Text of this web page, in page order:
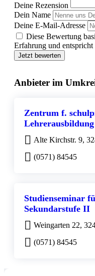
Deine Rezension
Dein Name
Deine E-Mail-Adresse
Diese Bewertung
Erfahrung und
Jetzt bewerten
Anbieter im
Zentrum f.
Alte Kirchstr. 9,
(0571) 84545
Studienseminar
Sekundarstufe II
Weingarten 22,
(0571) 84545